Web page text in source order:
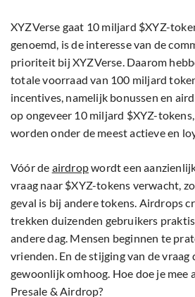
XYZVerse gaat 10 miljard $XYZ-
genoemd, is de interesse van de
prioriteit bij XYZVerse. Daarom
totale voorraad van 100 miljard
incentives, namelijk bonussen en
op ongeveer 10 miljard $XYZ-
worden onder de meest actieve en
Vóór de airdropwordt een
vraag naar $XYZ-tokens verwacht,
geval is bij andere tokens. Airdrops
trekken duizenden gebruikers
andere dag. Mensen beginnen te
vrienden. En de stijging van de
gewoonlijk omhoog. Hoe doe je mee
Presale & Airdrop?